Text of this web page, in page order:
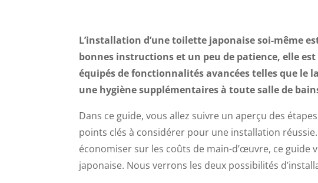
L’installation d’une toilette japonaise soi-même
bonnes instructions et un peu de patience, elle
équipés de fonctionnalités avancées telles que le
une hygiène supplémentaires à toute salle de
Dans ce guide, vous allez suivre un aperçu des
points clés à considérer pour une installation
économiser sur les coûts de main-d’œuvre, ce
japonaise. Nous verrons les deux possibilités